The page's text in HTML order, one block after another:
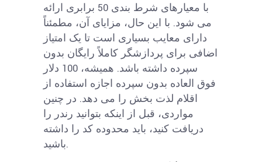
با معیارهای شرط بندی 50 برابری ارائه
می شود. با این حال، مزایای آن، مطمئناً
دارای معایب بسیاری است تا یک امتیاز
اضافی برای پردازشگر کاملاً رایگان بدون
سپرده داشته باشد.
همیشه، 100 دلار
فوق العاده بدون سپرده اجازه استفاده از
اقلام لذت بخش را می دهد. در چنین
مواردی، قبل از اینکه بتوانید رندر را
دریافت کنید، باید محدوده کد را داشته
باشید.